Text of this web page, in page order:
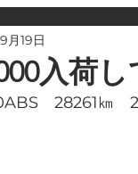
入荷
月19日
　28261㎞　